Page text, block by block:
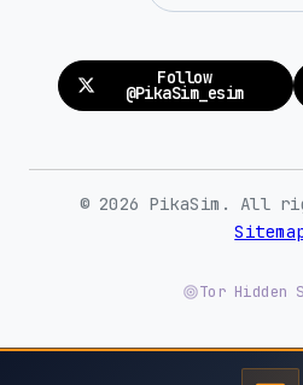
Follow
@PikaSim_esim
© 2026 PikaSim. All
Tor Hidden